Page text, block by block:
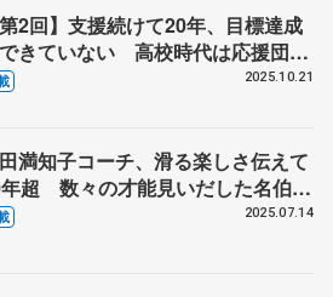
第2回】支援続けて20年、目標達成
きていない 高校時代は応援団、
ない方に熱が入る
2025.10.21
満知子コーチ、滑る楽しさ伝えて
超 数々の才能見いだした名伯
【ニッポン・スポーツ人の肖像】
2025.07.14